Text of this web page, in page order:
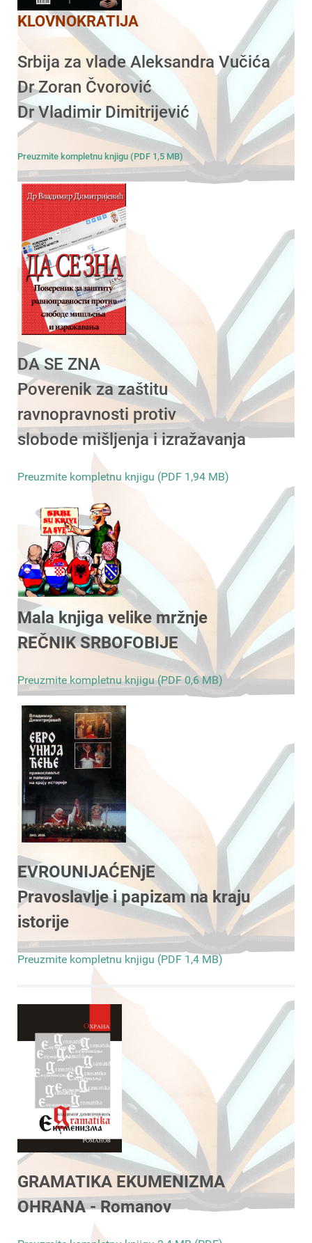
KLOVNOKRATIJA
Srbija za vlade Aleksandra Vučića
Dr Zoran Čvorović
Dr Vladimir Dimitrijević
Preuzmite kompletnu knjigu (PDF 1,5 MB)
DA SE ZNA
Poverenik za zaštitu
ravnopravnosti protiv
slobode mišljenja i izražavanja
Preuzmite kompletnu knjigu (PDF 1,94 MB)
Mala knjiga velike mržnje
REČNIK SRBOFOBIJE
Preuzmite kompletnu knjigu (PDF 0,6 MB)
EVROUNIJAĆENjE
Pravoslavlje i papizam na kraju
istorije
Preuzmite kompletnu knjigu (PDF 1,4 MB)
GRAMATIKA EKUMENIZMA
OHRANA - Romanov